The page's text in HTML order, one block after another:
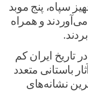
سپاه، پنج موبد
و همراه
تاریخ ایران کم
باستانی متعدد
نشانه‌های